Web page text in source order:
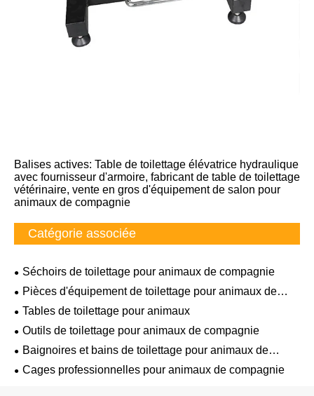
Balises actives: Table de toilettage élévatrice hydraulique
avec fournisseur d'armoire, fabricant de table de toilettage
vétérinaire, vente en gros d'équipement de salon pour
animaux de compagnie
Catégorie associée
Séchoirs de toilettage pour animaux de compagnie
Pièces d'équipement de toilettage pour animaux de
compagnie
Tables de toilettage pour animaux
Outils de toilettage pour animaux de compagnie
Baignoires et bains de toilettage pour animaux de
compagnie
Cages professionnelles pour animaux de compagnie